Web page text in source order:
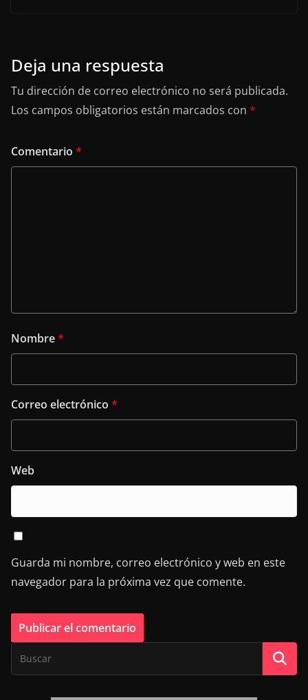
Deja una respuesta
Tu dirección de correo electrónico no será publicada.
Los campos obligatorios están marcados con *
Comentario *
Nombre*
Correo electrónico *
Web
Guarda mi nombre, correo electrónico y web en este
navegador para la próxima vez que comente.